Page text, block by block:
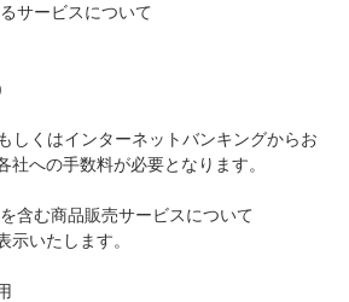
サービスについて
しくはインターネットバンキングからお
社への手数料が必要となります。
含む商品販売サービスについて
示いたします。